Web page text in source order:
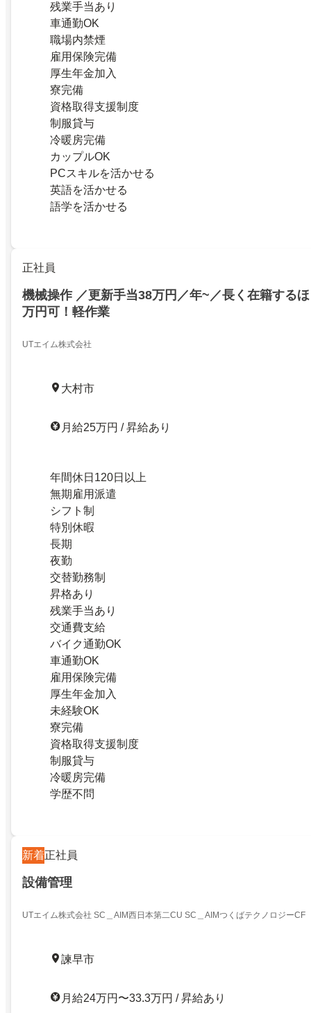
残業手当あり
車通勤OK
職場内禁煙
雇用保険完備
厚生年金加入
寮完備
資格取得支援制度
制服貸与
冷暖房完備
カップルOK
PCスキルを活かせる
英語を活かせる
語学を活かせる
正社員
機械操作 ／更新手当38万円／年~／長く在籍する
万円可！軽作業
UTエイム株式会社
大村市
月給25万円 / 昇給あり
年間休日120日以上
無期雇用派遣
シフト制
特別休暇
長期
夜勤
交替勤務制
昇格あり
残業手当あり
交通費支給
バイク通勤OK
車通勤OK
雇用保険完備
厚生年金加入
未経験OK
寮完備
資格取得支援制度
制服貸与
冷暖房完備
学歴不問
新着正社員
設備管理
UTエイム株式会社 SC＿AIM西日本第二CU SC＿AIMつくばテクノロジーCF
諫早市
月給24万円〜33.3万円 / 昇給あり